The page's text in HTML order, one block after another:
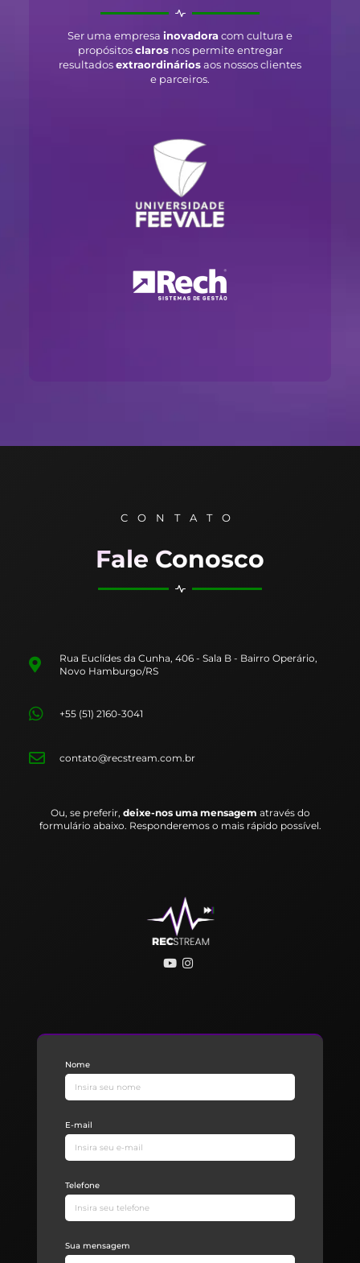
Ser uma empresa inovadoracom cultura e
propósitosclarosnos permite entregar
resultadosextraordináriosaos nossos clientes
e parceiros.
CONTATO
Fale Conosco
Rua Euclídes da Cunha, 406 - Sala B - Bairro Operário,
Novo Hamburgo/RS
+55 (51) 2160-3041
contato@recstream.com.br
Ou, se preferir, deixe-nos uma mensagem através do
formulário abaixo. Responderemos o mais rápido possível.
Nome
E-mail
Telefone
Sua mensagem